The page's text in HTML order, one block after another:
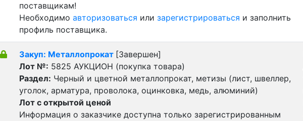
поставщикам!
Необходимо авторизоваться или зарегистрироваться и заполнить
профиль поставщика.
Закуп: Металлопрокат [Завершен]
Лот №: 5825 АУКЦИОН (покупка товара)
Раздел: Черный и цветной металлопрокат, метизы (лист, швеллер,
уголок, арматура, проволока, оцинковка, медь, алюминий)
Лот с открытой ценой
Информация о заказчике доступна только зарегистрированным